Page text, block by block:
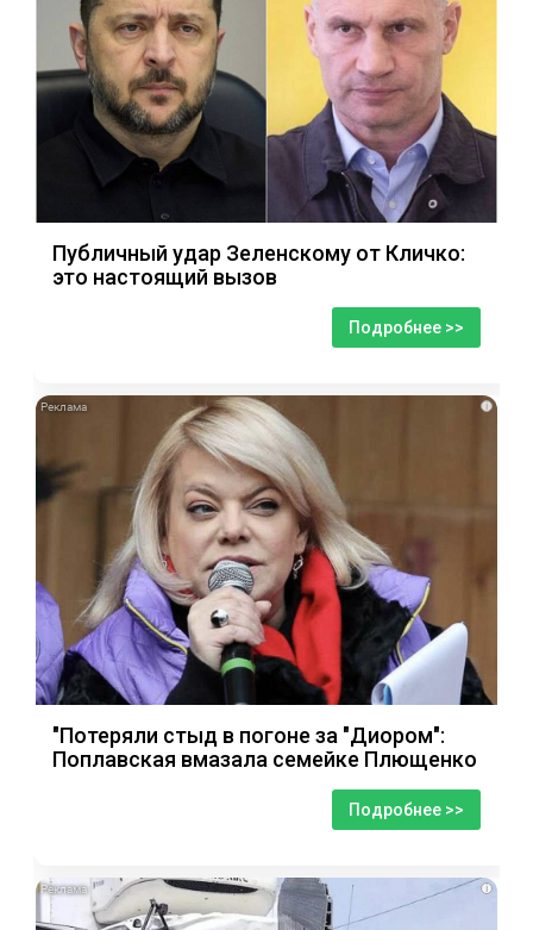
Публичный удар Зеленскому от Кличко:
это настоящий вызов
Подробнее >>
i
"Потеряли стыд в погоне за "Диором":
Поплавская вмазала семейке Плющенко
Подробнее >>
i